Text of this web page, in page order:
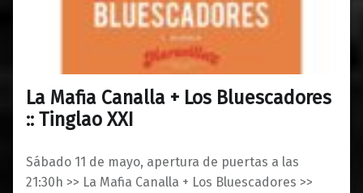
La Mafia Canalla + Los Bluescadores
:: Tinglao XXI
Sábado 11 de mayo, apertura de puertas a las
21:30h >> La Mafia Canalla + Los Bluescadores >>
06/05/2019
0
Maravillas